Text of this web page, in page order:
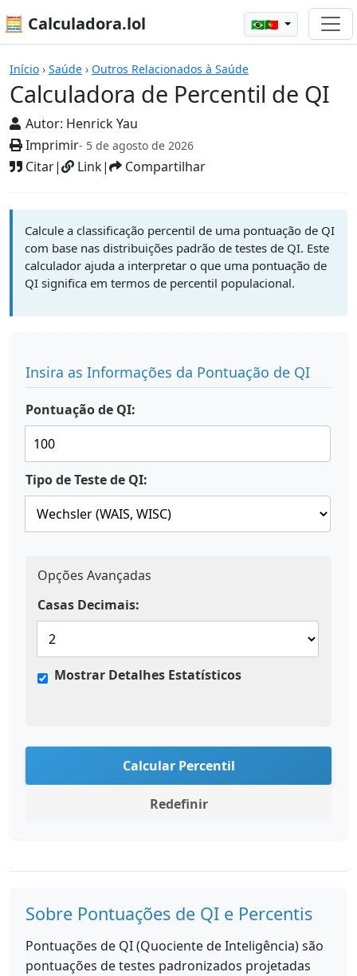
🧮 Calculadora.lol 🇧🇷🇵🇹
Início › Saúde › Outros Relacionados à Saúde
Calculadora de Percentil de QI
Autor: Henrick Yau
Imprimir- 5 de agosto de 2026
Citar| Link| Compartilhar
Calculadoras
Calcule a classificação percentil de uma pontuação de QI
com base nas distribuições padrão de testes de QI. Este
calculador ajuda a interpretar o que uma pontuação de
QI significa em termos de percentil populacional.
Insira as Informações da Pontuação de QI
Pontuação de QI:
Tipo de Teste de QI:
Opções Avançadas
Casas Decimais:
Mostrar Detalhes Estatísticos
Calcular Percentil
Redefinir
Sobre Pontuações de QI e Percentis
Pontuações de QI (Quociente de Inteligência) são
pontuações de testes padronizados projetadas